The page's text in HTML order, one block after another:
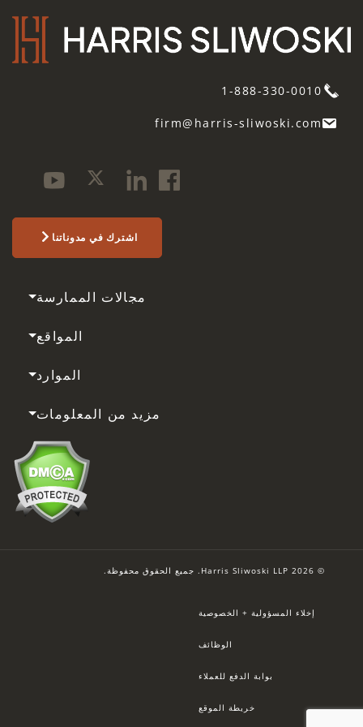
1-888-330-0010
firm@harris-sliwoski.com
اشترك في مدوناتنا
مجالات الممارسة
المواقع
الموارد
مزيد من المعلومات
© 2026 Harris Sliwoski LLP. جميع الحقوق محفوظة.
إخلاء المسؤولية + الخصوصية
الوظائف
بوابة الدفع للعملاء
خريطة الموقع